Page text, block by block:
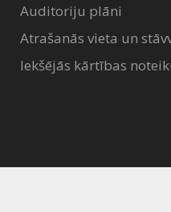
Auditoriju plāni
Atrašanās vieta un
Iekšējās kārtības